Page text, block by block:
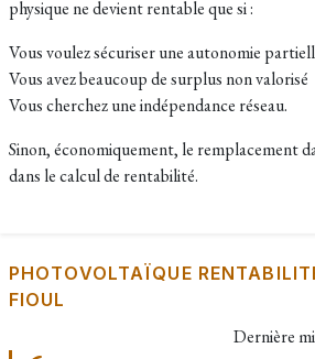
physique ne devient rentable que si :
Vous voulez sécuriser une autonomie
Vous avez beaucoup de surplus non valorisé
Vous cherchez une indépendance réseau.
Sinon, économiquement, le remplacement
dans le calcul de rentabilité.
PHOTOVOLTAÏQUE
FIOUL
Dernière